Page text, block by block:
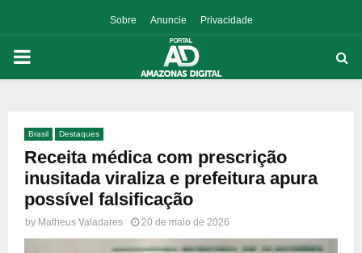
Sobre Anuncie Privacidade
PRIMARY
Brasil Destaques
Receita médica com prescrição
inusitada viraliza e prefeitura apura
possível falsificação
by Matheus Valadares 20 de maio de 2026